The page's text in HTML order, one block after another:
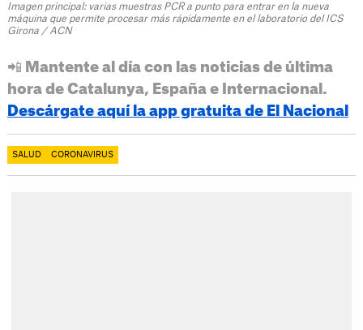
Imagen principal: varias muestras PCR a punto para entrar en la nueva
máquina que permite procesar más rápidamente en el laboratorio del ICS
Girona / ACN
📲 Mantente al día con las noticias de última
hora de Catalunya, España e Internacional.
Descárgate aquí la app gratuita de El Nacional
SALUD CORONAVIRUS